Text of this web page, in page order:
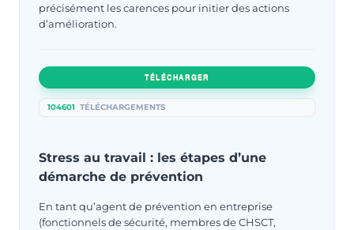
précisément les carences pour initier des actions
d’amélioration.
TÉLÉCHARGER
104601 TÉLÉCHARGEMENTS
Stress au travail : les étapes d’une
démarche de prévention
En tant qu’agent de prévention en entreprise
(fonctionnels de sécurité, membres de CHSCT,